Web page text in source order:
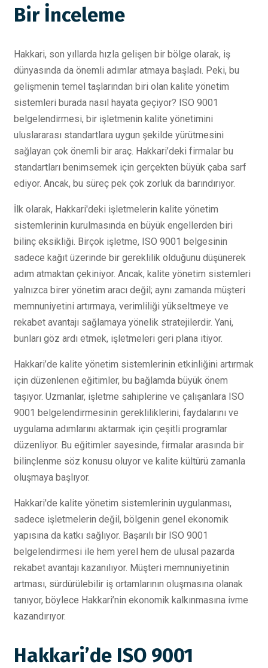
Bir İnceleme
Hakkari, son yıllarda hızla gelişen bir bölge olarak, iş
dünyasında da önemli adımlar atmaya başladı. Peki, bu
gelişmenin temel taşlarından biri olan kalite yönetim
sistemleri burada nasıl hayata geçiyor? ISO 9001
belgelendirmesi, bir işletmenin kalite yönetimini
uluslararası standartlara uygun şekilde yürütmesini
sağlayan çok önemli bir araç. Hakkari’deki firmalar bu
standartları benimsemek için gerçekten büyük çaba sarf
ediyor. Ancak, bu süreç pek çok zorluk da barındırıyor.
İlk olarak, Hakkari'deki işletmelerin kalite yönetim
sistemlerinin kurulmasında en büyük engellerden biri
bilinç eksikliği. Birçok işletme, ISO 9001 belgesinin
sadece kağıt üzerinde bir gereklilik olduğunu düşünerek
adım atmaktan çekiniyor. Ancak, kalite yönetim sistemleri
yalnızca birer yönetim aracı değil; aynı zamanda müşteri
memnuniyetini artırmaya, verimliliği yükseltmeye ve
rekabet avantajı sağlamaya yönelik stratejilerdir. Yani,
bunları göz ardı etmek, işletmeleri geri plana itiyor.
Hakkari’de kalite yönetim sistemlerinin etkinliğini artırmak
için düzenlenen eğitimler, bu bağlamda büyük önem
taşıyor. Uzmanlar, işletme sahiplerine ve çalışanlara ISO
9001 belgelendirmesinin gerekliliklerini, faydalarını ve
uygulama adımlarını aktarmak için çeşitli programlar
düzenliyor. Bu eğitimler sayesinde, firmalar arasında bir
bilinçlenme söz konusu oluyor ve kalite kültürü zamanla
oluşmaya başlıyor.
Hakkari'de kalite yönetim sistemlerinin uygulanması,
sadece işletmelerin değil, bölgenin genel ekonomik
yapısına da katkı sağlıyor. Başarılı bir ISO 9001
belgelendirmesi ile hem yerel hem de ulusal pazarda
rekabet avantajı kazanılıyor. Müşteri memnuniyetinin
artması, sürdürülebilir iş ortamlarının oluşmasına olanak
tanıyor, böylece Hakkari’nin ekonomik kalkınmasına ivme
kazandırıyor.
Hakkari’de ISO 9001